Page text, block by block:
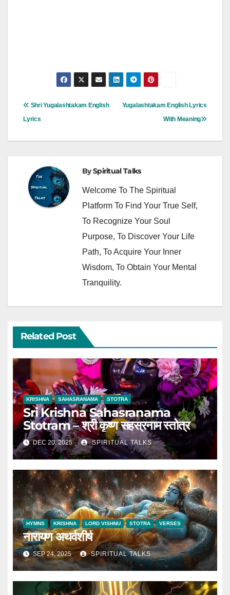
Post
Navigation
Yugalashtakam English Lyrics
With Meaning
Shri Yugalashtakam English
Lyrics
BySpiritual Talks
Welcome To The Spiritual
Platform To Find Your True Self,
To Recognize Your Soul
Purpose, To Discover Your Life
Path, To Acquire Your Inner
Wisdom, To Obtain Your Mental
Tranquility.
Related Post
KRISHNA SAHASRANAMA STOTRA
Sri Krishna Sahasranama
Stotram – श्री कृष्ण सहस्रनाम स्तोत्र
DEC 20, 2025 SPIRITUAL TALKS
HYMNS KRISHNA LORD VISHNU STOTRA VERSES
नारायण अथर्वशीर्ष
SEP 24, 2025 SPIRITUAL TALKS